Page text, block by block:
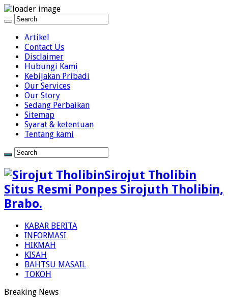
Artikel
Contact Us
Disclaimer
Hubungi Kami
Kebijakan Pribadi
Our Services
Our Story
Sedang Perbaikan
Sitemap
Syarat & ketentuan
Tentang kami
Sirojut Tholibin
Situs Resmi Ponpes Sirojuth Tholibin,
Brabo.
KABAR BERITA
INFORMASI
HIKMAH
KISAH
BAHTSU MASAIL
TOKOH
Breaking News